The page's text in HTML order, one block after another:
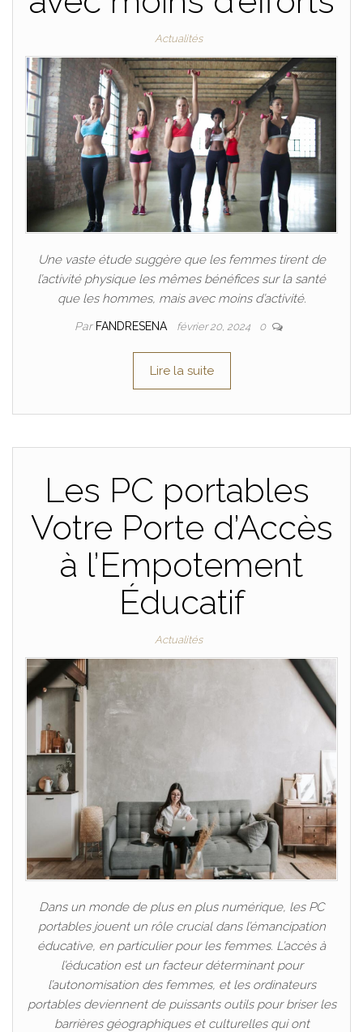
Actualités
Une vaste étude suggère que les femmes tirent de
l’activité physique les mêmes bénéfices sur la santé
que les hommes, mais avec moins d’activité.
Par FANDRESENA février 20, 2024 0
Lire la suite
Les PC portables
Votre Porte d’Accès
à l’Empotement
Éducatif
Actualités
Dans un monde de plus en plus numérique, les PC
portables jouent un rôle crucial dans l’émancipation
éducative, en particulier pour les femmes. L’accès à
l’éducation est un facteur déterminant pour
l’autonomisation des femmes, et les ordinateurs
portables deviennent de puissants outils pour briser les
barrières géographiques et culturelles qui ont